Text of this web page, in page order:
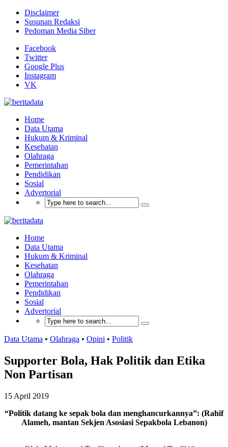
Disclaimer
Susunan Redaksi
Pedoman Media Siber
Facebook
Twitter
Google Plus
Instagram
VK
Home
Data Utama
Hukum & Kriminal
Kesehatan
Olahraga
Pemerintahan
Pendidikan
Sosial
Advertorial
Home
Data Utama
Hukum & Kriminal
Kesehatan
Olahraga
Pemerintahan
Pendidikan
Sosial
Advertorial
Data Utama • Olahraga • Opini • Politik
Supporter Bola, Hak Politik dan Etika
Non Partisan
15 April 2019
“Politik datang ke sepak bola dan menghancurkannya”: (Rahif
Alameh, mantan Sekjen Asosiasi Sepakbola Lebanon)